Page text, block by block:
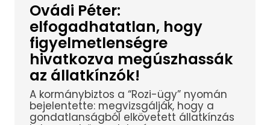
Ovádi Péter:
elfogadhatatlan, hogy
figyelmetlenségre
hivatkozva megúszhassák
az állatkínzók!
A kormánybiztos a “Rozi-ügy” nyomán
bejelentette: megvizsgálják, hogy a
gondatlanságból elkövetett állatkínzás